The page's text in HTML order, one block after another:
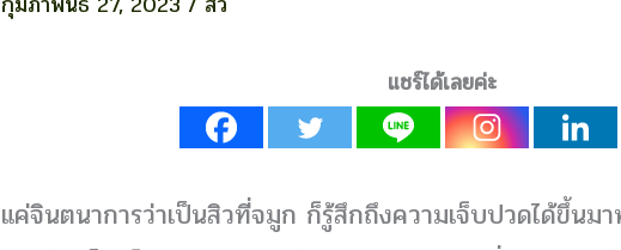
แชร์ได้เลยค่ะ
แค่จินตนาการว่าเป็นสิวที่จมูก ก็รู้สึกถึงความเจ็บปวดได้ขึ้นม